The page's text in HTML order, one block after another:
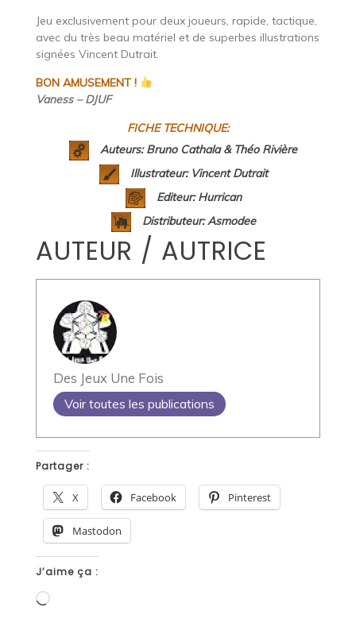
Jeu exclusivement pour deux joueurs, rapide, tactique,
avec du très beau matériel et de superbes illustrations
signées Vincent Dutrait.
BON AMUSEMENT !
Vaness – DJUF
FICHE TECHNIQUE:
Auteurs: Bruno Cathala & Théo Rivière
Illustrateur: Vincent Dutrait
Editeur:Hurrican
Distributeur:Asmodee
AUTEUR / AUTRICE
Des Jeux Une Fois
Voir toutes les publications
Partager :
X Facebook Pinterest
Mastodon
J’aime ça :
Chargement…